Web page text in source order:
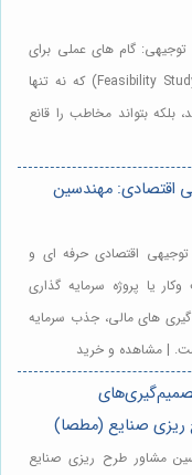
گام های عملی برای
موفقیت در راه اندازی کسب و کار 🚀 (Feasibility Study) که نه تنها
بلکه بتواند مخاطب را قانع
اقتصادی: مهندسین
اقتصادی حرفه ای و
یا پروژه سرمایه گذاری
های مالی، جذب سرمایه
است. | مشاهده و خرید
ریزی صنایع (مطصا)
مشاور طرح ریزی صنایع